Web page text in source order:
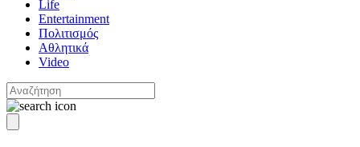
Life
Entertainment
Πολιτισμός
Αθλητικά
Video